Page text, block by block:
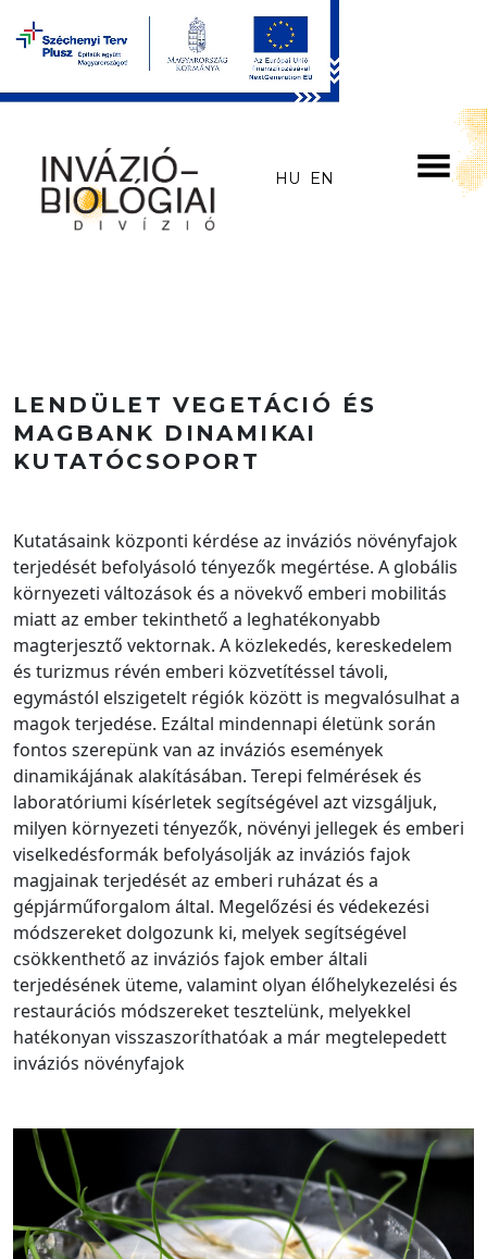
Skip to main content
HU EN
LENDÜLET VEGETÁCIÓ ÉS
MAGBANK DINAMIKAI
KUTATÓCSOPORT
Kutatásaink központi kérdése az inváziós növényfajok
terjedését befolyásoló tényezők megértése. A globális
környezeti változások és a növekvő emberi mobilitás
miatt az ember tekinthető a leghatékonyabb
magterjesztő vektornak. A közlekedés, kereskedelem
és turizmus révén emberi közvetítéssel távoli,
egymástól elszigetelt régiók között is megvalósulhat a
magok terjedése. Ezáltal mindennapi életünk során
fontos szerepünk van az inváziós események
dinamikájának alakításában. Terepi felmérések és
laboratóriumi kísérletek segítségével azt vizsgáljuk,
milyen környezeti tényezők, növényi jellegek és emberi
viselkedésformák befolyásolják az inváziós fajok
magjainak terjedését az emberi ruházat és a
gépjárműforgalom által. Megelőzési és védekezési
módszereket dolgozunk ki, melyek segítségével
csökkenthető az inváziós fajok ember általi
terjedésének üteme, valamint olyan élőhelykezelési és
restaurációs módszereket tesztelünk, melyekkel
hatékonyan visszaszoríthatóak a már megtelepedett
inváziós növényfajok